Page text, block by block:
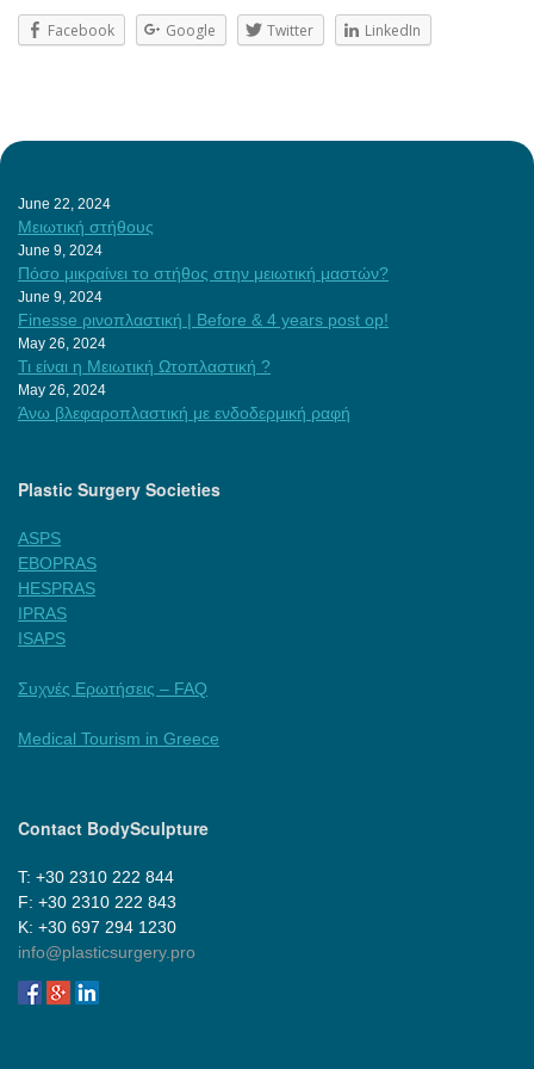
Facebook Google Twitter LinkedIn
June 22, 2024
Μειωτική στήθους
June 9, 2024
Πόσο μικραίνει το στήθος στην μειωτική μαστών?
June 9, 2024
Finesse ρινοπλαστική | Before & 4 years post op!
May 26, 2024
Τι είναι η Μειωτική Ωτοπλαστική ?
May 26, 2024
Άνω βλεφαροπλαστική με ενδοδερμική ραφή
Plastic Surgery Societies
ASPS
EBOPRAS
HESPRAS
IPRAS
ISAPS
Συχνές Ερωτήσεις – FAQ
Medical Tourism in Greece
Contact BodySculpture
Τ: +30 2310 222 844
F: +30 2310 222 843
Κ: +30 697 294 1230
info@plasticsurgery.pro